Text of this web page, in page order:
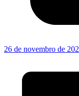
26 de novembro de